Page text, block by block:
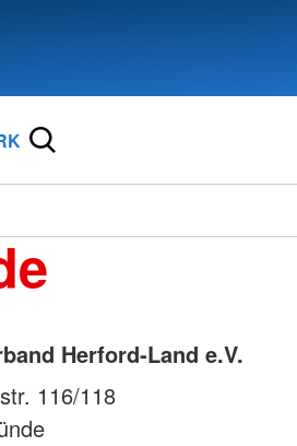
Herford-Land e.V.
116/118